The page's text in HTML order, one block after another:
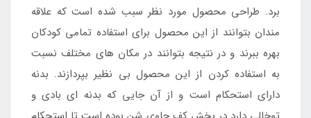
برد. طراحی محصول مورد نظر سبب شده است که علاقه
مندان بتوانند از این محصول برای استفاده تمامی کودکان
بهره ببرند و در نتیجه بتوانند در مکان های مختلف نسبت
به استفاده کردن از این محصول بی نظیر بپردازند. بدنه
دارای استحکام است و از آن جایی که بدنه ای بادی و